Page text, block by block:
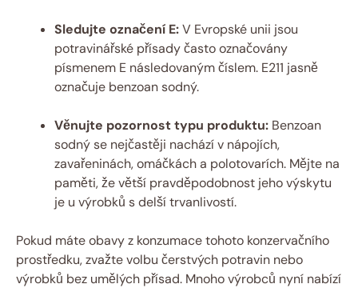
Sledujte označení E:V Evropské unii jsou
potravinářské přísady často označovány
písmenem E následovaným číslem. E211 jasně
označuje benzoan sodný.
Věnujte pozornost typu produktu: Benzoan
sodný se nejčastěji nachází v nápojích,
zavařeninách, omáčkách a polotovarích. Mějte na
paměti, že větší pravděpodobnost jeho výskytu
je u výrobků s delší trvanlivostí.
Pokud máte obavy z konzumace tohoto konzervačního
prostředku, zvažte volbu čerstvých potravin nebo
výrobků bez umělých přísad. Mnoho výrobců nyní nabízí